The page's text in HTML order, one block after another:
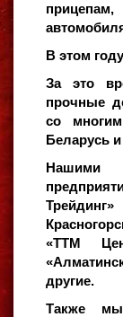
В этом
За это
прочные
со
Беларусь
Нашими
«ТТМ
другие.
Также